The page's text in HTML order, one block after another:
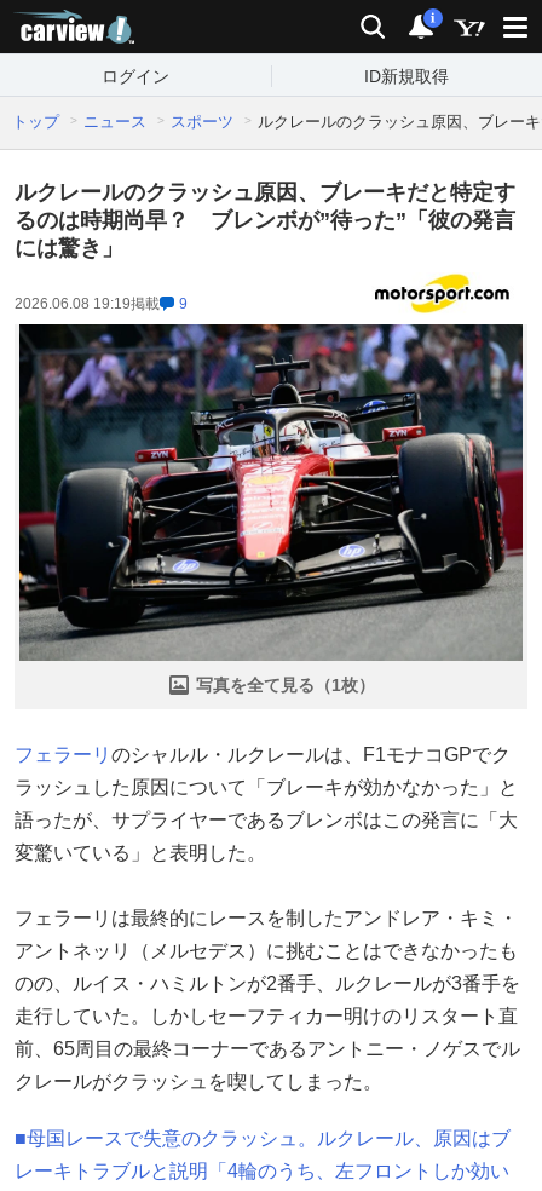
検索 通知
i
ログイン ID新規取得
トップ ニュース スポーツ ルクレールのクラッシュ原因、ブレー
ルクレールのクラッシュ原因、ブレーキだと特定す
るのは時期尚早？ ブレンボが”待った”「彼の発言
には驚き」
2026.06.08 19:19掲載 9
写真を全て見る（1枚）
フェラーリ のシャルル・ルクレールは、F1モナコGPでク
ラッシュした原因について「ブレーキが効かなかった」と
語ったが、サプライヤーであるブレンボはこの発言に「大
変驚いている」と表明した。
フェラーリは最終的にレースを制したアンドレア・キミ・
アントネッリ（メルセデス）に挑むことはできなかったも
のの、ルイス・ハミルトンが2番手、ルクレールが3番手を
走行していた。しかしセーフティカー明けのリスタート直
前、65周目の最終コーナーであるアントニー・ノゲスでル
クレールがクラッシュを喫してしまった。
■母国レースで失意のクラッシュ。ルクレール、原因はブ
レーキトラブルと説明「4輪のうち、左フロントしか効い